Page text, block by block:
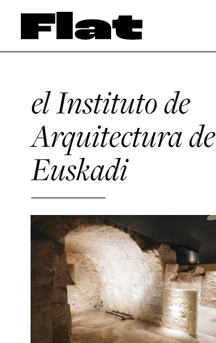
el Instituto de
Arquitectura de
Euskadi